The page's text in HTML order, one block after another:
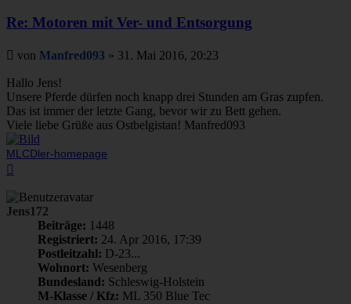
Re: Motoren mit Ver- und Entsorgung
Beitrag
von Manfred093 » 31. Mai 2016, 20:23
Hallo Jens!
Unsere Pferde dürfen noch knapp drei Stunden am Gras zupfen.
Das ist immer der letzte Gang, bevor wir zu Bett gehen.
Viele liebe Grüße aus Ostbelgistan! Manfred093
MLCDler-homepage
Jens172
Beiträge: 1448
Registriert: 24. Apr 2016, 17:39
Postleitzahl: D-23...
Wohnort: Wesenberg
Bundesland: Schleswig-Holstein
M-Klasse / Kfz: ML 350 Blue Tec